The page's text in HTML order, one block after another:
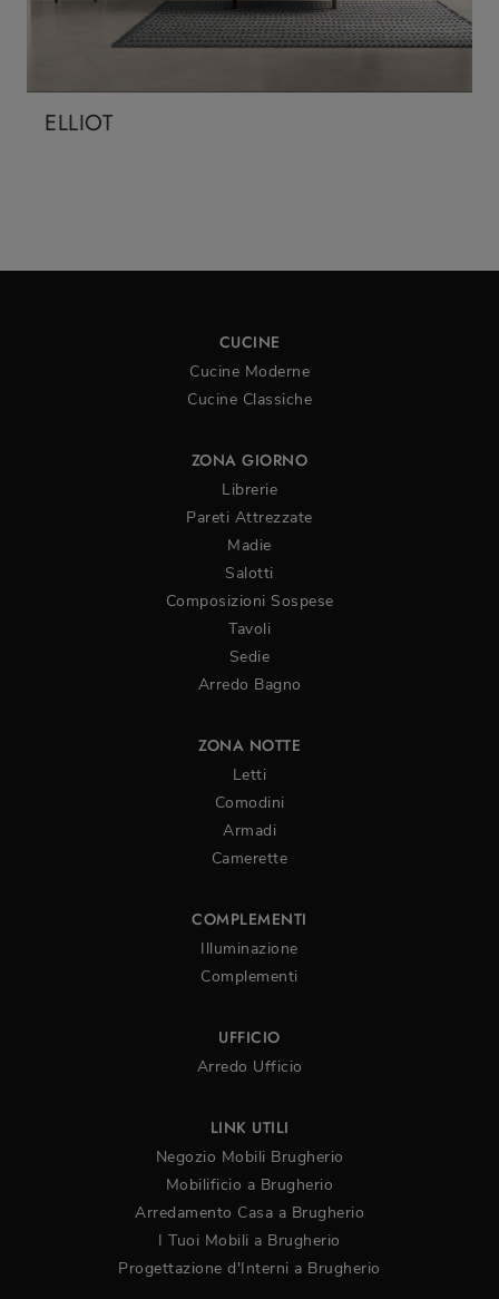
ELLIOT
CUCINE
Cucine Moderne
Cucine Classiche
ZONA GIORNO
Librerie
Pareti Attrezzate
Madie
Salotti
Composizioni Sospese
Tavoli
Sedie
Arredo Bagno
ZONA NOTTE
Letti
Comodini
Armadi
Camerette
COMPLEMENTI
Illuminazione
Complementi
UFFICIO
Arredo Ufficio
LINK UTILI
Negozio Mobili Brugherio
Mobilificio a Brugherio
Arredamento Casa a Brugherio
I Tuoi Mobili a Brugherio
Progettazione d'Interni a Brugherio